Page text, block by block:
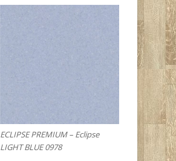
ECLIPSE PREMIUM – Eclipse
LIGHT BLUE 0978